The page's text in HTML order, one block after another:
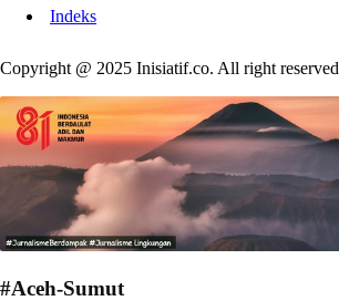
Indeks
Copyright @ 2025 Inisiatif.co. All right reserved
#Aceh-Sumut